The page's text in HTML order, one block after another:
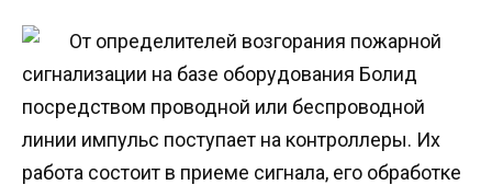
От определителей возгорания пожарной
сигнализации на базе оборудования Болид
посредством проводной или беспроводной
линии импульс поступает на контроллеры. Их
работа состоит в приеме сигнала, его обработке